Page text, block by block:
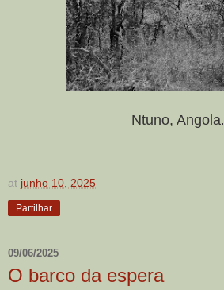
Ntuno, Angola.
at junho 10, 2025
Partilhar
09/06/2025
O barco da espera